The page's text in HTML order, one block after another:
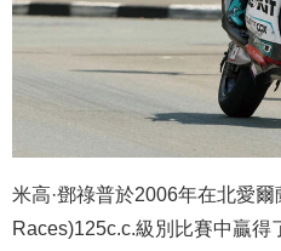
米高·鄧祿普於2006年在北愛
Races)125c.c.級別比賽中贏得